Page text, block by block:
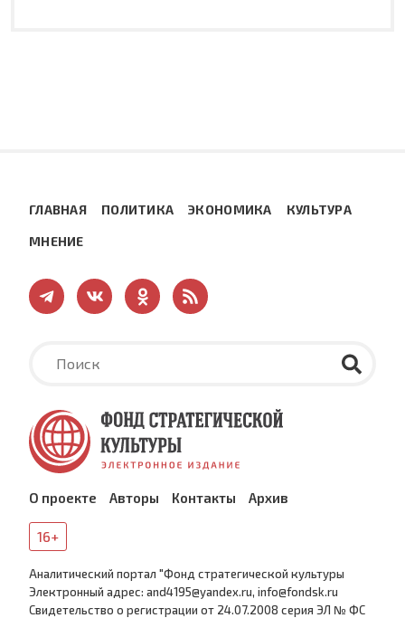
ГЛАВНАЯ ПОЛИТИКА ЭКОНОМИКА КУЛЬТУРА
МНЕНИЕ
О проекте Авторы Контакты Архив
16+
Аналитический портал "Фонд стратегической культуры
Электронный адрес: and4195@yandex.ru, info@fondsk.ru
Cвидетельство о регистрации от 24.07.2008 серия ЭЛ № ФС